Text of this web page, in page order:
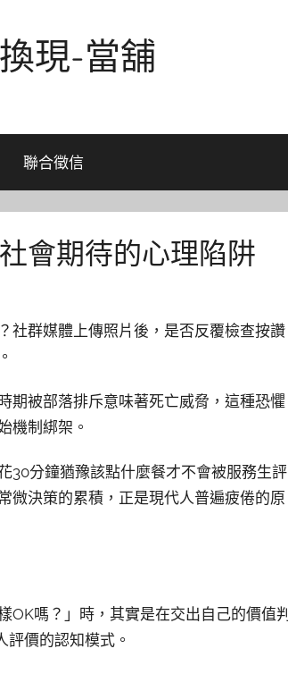
現-當舖
聯合徵信
會期待的心理陷阱
社群媒體上傳照片後，是否反覆檢查按讚
期被部落排斥意味著死亡威脅，這種恐懼
機制綁架。
30分鐘猶豫該點什麼餐才不會被服務生評
微決策的累積，正是現代人普遍疲倦的原
OK嗎？」時，其實是在交出自己的價值判
評價的認知模式。